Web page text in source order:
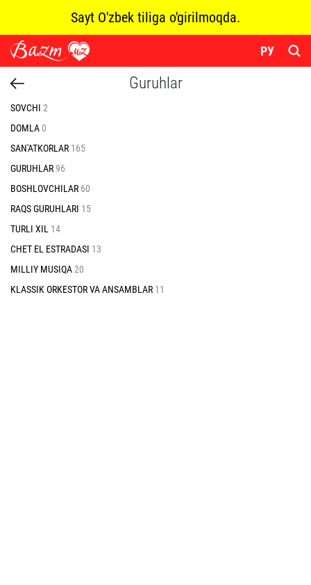
Sayt O'zbek tiliga o'girilmoqda.
РУ
Guruhlar
SOVCHI 2
DOMLA0
SAN'ATKORLAR 165
GURUHLAR96
BOSHLOVCHILAR 60
RAQS GURUHLARI 15
TURLI XIL 14
CHET EL ESTRADASI 13
MILLIY MUSIQA20
KLASSIK ORKESTOR VA ANSAMBLAR 11